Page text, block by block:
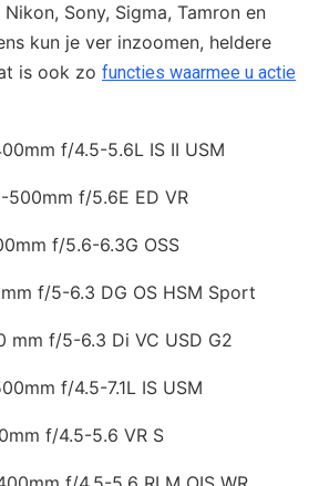
Sony, Sigma, Tamron en
kun je ver inzoomen, heldere
is ook zo functies waarmee u actie
f/4.5-5.6L IS II USM
500mm f/5.6E ED VR
f/5.6-6.3G OSS
f/5-6.3 DG OS HSM Sport
mm f/5-6.3 Di VC USD G2
f/4.5-7.1L IS USM
f/4.5-5.6 VR S